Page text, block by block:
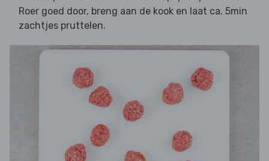
Roer goed door, breng aan de kook en laat ca. 5min
zachtjes pruttelen.